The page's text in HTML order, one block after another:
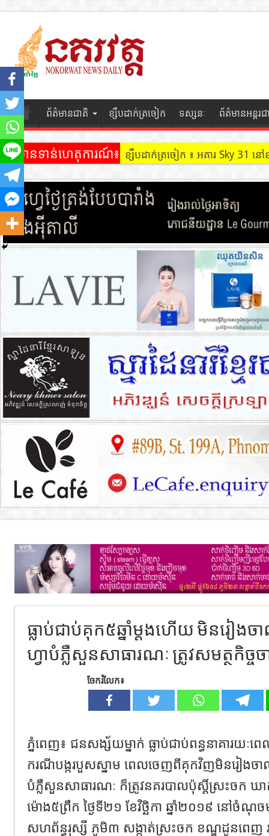
ព័ត៌មានជាតិ ខ្សឹបដាក់ត្រចៀក ទស្សនៈ ព័ត៌មានអន្តរជ
ព័ត៌មានទាន់ហេតុការណ៍៖ ខ្សឹបដាក់ត្រចៀក ៖ អគារ Sky 31
ធ្លាប់ជាប់គុក៥ឆ្នាំម្តងហើយ មិនរៀង
ហ្វាបំភ្លឺសួនសាធារណៈ ត្រូវសមត្ថកិច្
ចែករំលែក៖
ភ្នំពេញ៖ ជនសង្ស័យម្នាក់ ធ្លាប់ជាប់ពន្ធនាគារយៈព
ករណីបង្ករបួសស្នាម ពេលចេញពីគុកវិញមិនរៀងចា
បំភ្លឺសួនសាធារណៈ ក៏ត្រូវនគរបាលប៉ុស្តិ៍ស្រះចក ឃ
ម៉ោង៥ព្រឹក ថ្ងៃទី២១ ខែវិច្ឆិកា ឆ្នាំ២០១៩ នៅចំណុច
សហព័ន្ធរុស្សី ភូមិ៣ សង្កាត់ស្រះចក ខណ្ឌដូនពេញ រ